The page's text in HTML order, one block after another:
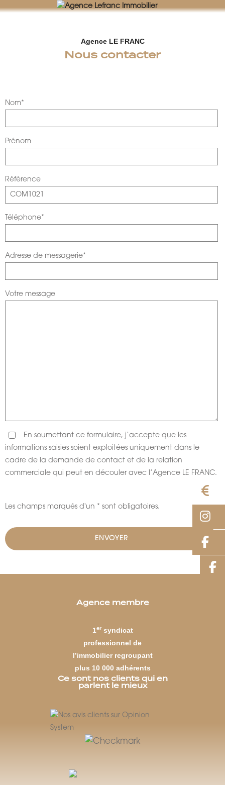
AGENCE LEFRANC IMMOBILIER
Agence LE FRANC
Nous contacter
Nom*
Prénom
Référence
Téléphone*
Adresse de messagerie*
Votre message
En soumettant ce formulaire, j‘accepte que les
informations saisies soient exploitées uniquement dans le
cadre de la demande de contact et de la relation
commerciale qui peut en découler avec l’Agence LE FRANC.
Les champs marqués d'un * sont obligatoires.
Agence membre
1ersyndicat
professionnel de
l’immobilier regroupant
plus 10 000 adhérents
Ce sont nos clients qui en
parlent le mieux